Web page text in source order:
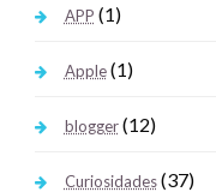
APP (1)
Apple(1)
blogger(12)
Curiosidades(37)